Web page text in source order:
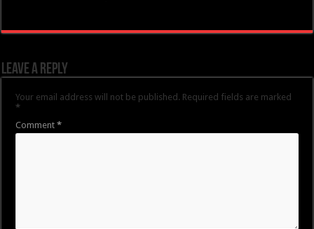
Leave a Reply
Your email address will not be published. Required fields are marked
*
Comment*